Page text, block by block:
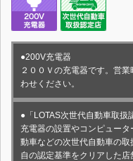
●200V充電器
２００Ｖの充電器です。営
わせください。
●「LOTAS次世代自動車取扱
充電器の設置やコンピュー
動車などの次世代自動車の
自の認定基準をクリアした店